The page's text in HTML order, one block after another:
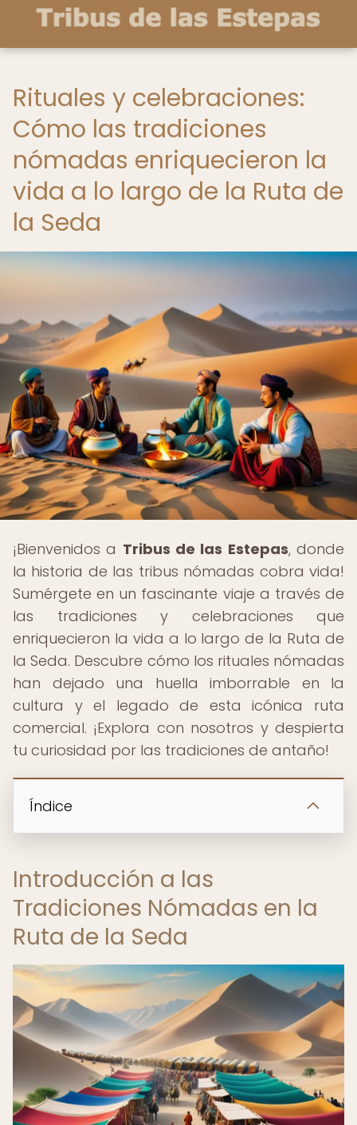
Rituales y celebraciones:
Cómo las tradiciones
nómadas enriquecieron la
vida a lo largo de la Ruta de
la Seda
¡Bienvenidos a Tribus de las Estepas, donde
la historia de las tribus nómadas cobra vida!
Sumérgete en un fascinante viaje a través de
las tradiciones y celebraciones que
enriquecieron la vida a lo largo de la Ruta de
la Seda. Descubre cómo los rituales nómadas
han dejado una huella imborrable en la
cultura y el legado de esta icónica ruta
comercial. ¡Explora con nosotros y despierta
tu curiosidad por las tradiciones de antaño!
Índice
Introducción a las
Tradiciones Nómadas en la
Ruta de la Seda